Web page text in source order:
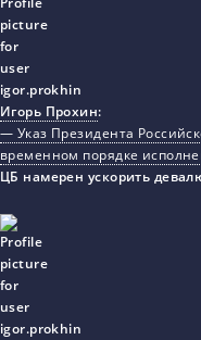
Игорь Прохин:
— Указ Президента
временном порядке
ЦБ намерен ускорить